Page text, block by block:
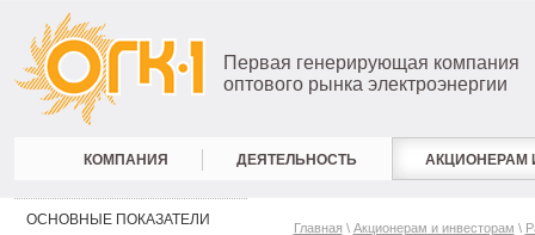
Первая генерирующая компания
оптового рынка электроэнергии
КОМПАНИЯ ДЕЯТЕЛЬНОСТЬ АКЦИОНЕРАМ
ОСНОВНЫЕ ПОКАЗАТЕЛИ Главная \ Акционерам и инвесторам \